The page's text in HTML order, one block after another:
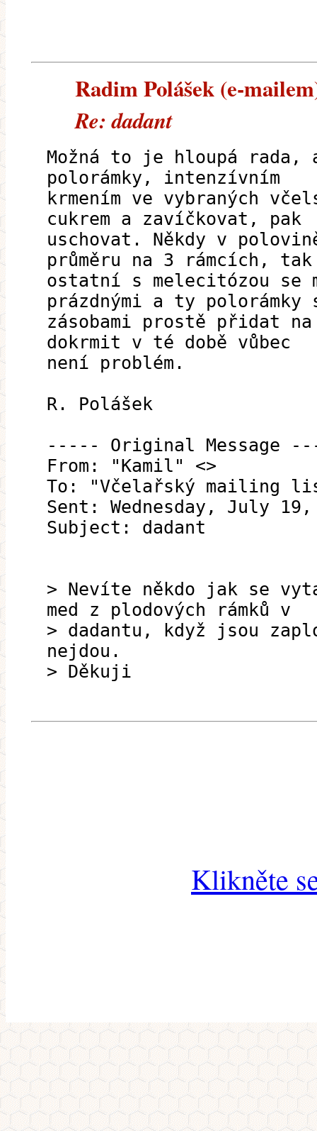
Radim Polášek (e-
Re: dadant
Možná to je hloupá
polorámky, intenzívním
krmením ve vybraných
cukrem a zavíčkovat, pak
uschovat. Někdy v
průměru na 3 rámcích, tak
ostatní s melecitózou se
prázdnými a ty polorámky
zásobami prostě přidat
dokrmit v té době vůbec
není problém.
R. Polášek
----- Original Message
From: "Kamil" <>
To: "Včelařský mailing
Sent: Wednesday, July 19,
Subject: dadant
> Nevíte někdo jak se
med z plodových rámků v
> dadantu, když jsou
nejdou.
> Děkuji
Klikněte